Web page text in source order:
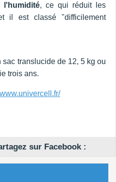
, ce qui réduit les
il est classé "difficilement
translucide de 12, 5 kg ou
trois ans.
sur Facebook :